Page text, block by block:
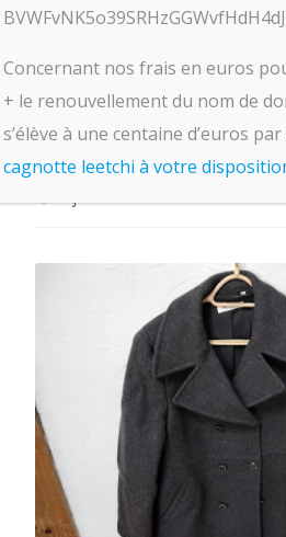
AJOUTÉ LE NOVEMBRE 16, 2022
Détails
Concernant nos frais en euros
+ le renouvellement du nom de
s’élève à une centaine d’euros
cagnotte leetchi à votre